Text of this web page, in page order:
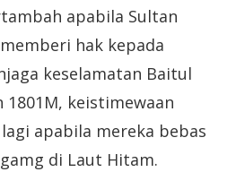
apabila Sultan
hak kepada
keselamatan Baitul
1801M, keistimewaan
apabila mereka bebas
di Laut Hitam.